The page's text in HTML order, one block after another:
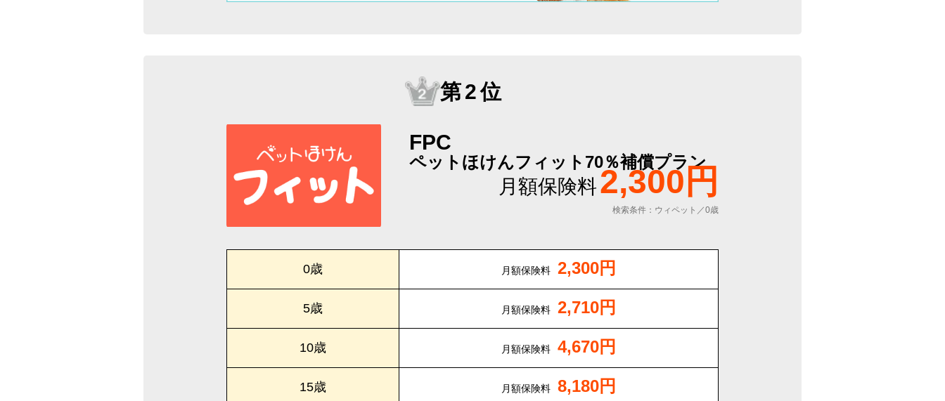
第2位
FPC
ペットほけんフィット70％補償プラン
月額保険料2,300円
検索条件：ウィペット／0歳
0歳 月額保険料 2,300円
5歳 月額保険料 2,710円
10歳 月額保険料 4,670円
15歳 月額保険料 8,180円